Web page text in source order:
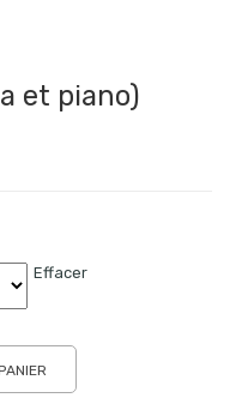
et piano)
Effacer